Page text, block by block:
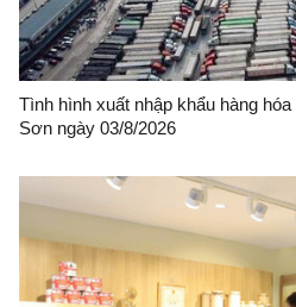
Tình hình xuất nhập khẩu hàng
Sơn ngày 03/8/2026